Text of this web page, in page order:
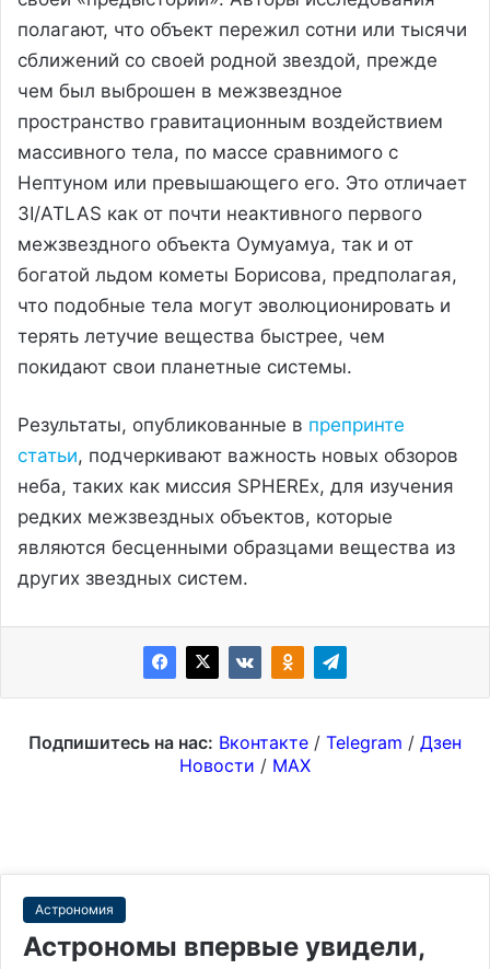
полагают, что объект пережил сотни или тысячи
сближений со своей родной звездой, прежде
чем был выброшен в межзвездное
пространство гравитационным воздействием
массивного тела, по массе сравнимого с
Нептуном или превышающего его. Это отличает
3I/ATLAS как от почти неактивного первого
межзвездного объекта Оумуамуа, так и от
богатой льдом кометы Борисова, предполагая,
что подобные тела могут эволюционировать и
терять летучие вещества быстрее, чем
покидают свои планетные системы.
Результаты, опубликованные в препринте
статьи, подчеркивают важность новых обзоров
неба, таких как миссия SPHEREx, для изучения
редких межзвездных объектов, которые
являются бесценными образцами вещества из
других звездных систем.
Подпишитесь на нас: Вконтакте / Telegram / Дзен
Новости / MAX